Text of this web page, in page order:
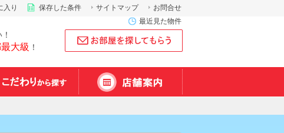
大級 ！
お問合せ
サイトマップ
保存した条件
入り
最近見た物件